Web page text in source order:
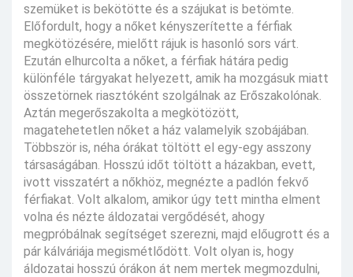
szemüket is bekötötte és a szájukat is betömte.
Előfordult, hogy a nőket kényszerítette a férfiak
megkötözésére, mielőtt rájuk is hasonló sors várt.
Ezután elhurcolta a nőket, a férfiak hátára pedig
különféle tárgyakat helyezett, amik ha mozgásuk miatt
összetörnek riasztóként szolgálnak az Erőszakolónak.
Aztán megerőszakolta a megkötözött,
magatehetetlen nőket a ház valamelyik szobájában.
Többször is, néha órákat töltött el egy-egy asszony
társaságában. Hosszú időt töltött a házakban, evett,
ivott visszatért a nőkhöz, megnézte a padlón fekvő
férfiakat. Volt alkalom, amikor úgy tett mintha elment
volna és nézte áldozatai vergődését, ahogy
megpróbálnak segítséget szerezni, majd előugrott és a
pár kálváriája megismétlődött. Volt olyan is, hogy
áldozatai hosszú órákon át nem mertek megmozdulni,